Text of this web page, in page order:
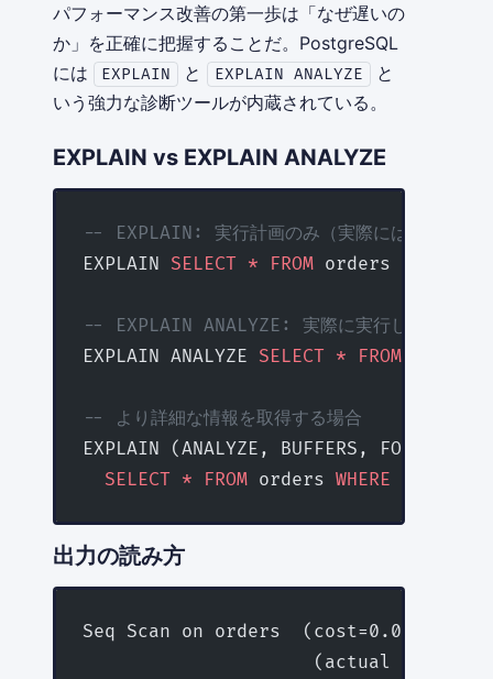
パフォーマンス改善の第一歩は「なぜ遅いの
か」を正確に把握することだ。PostgreSQL
には
EXPLAIN と EXPLAIN ANALYZE
と
いう強力な診断ツールが内蔵されている。
EXPLAIN vs EXPLAIN ANALYZE
-- EXPLAIN: 実行計画のみ（実際には実行しな
EXPLAIN SELECT * FROM orders
-- EXPLAIN ANALYZE: 実際に実行して計測（
EXPLAIN ANALYZE SELECT * FROM
-- より詳細な情報を取得する場合
EXPLAIN (ANALYZE, BUFFERS, FORMAT
  SELECT
* FROM orders WHERE
出力の読み方
Seq Scan on orders
(actual